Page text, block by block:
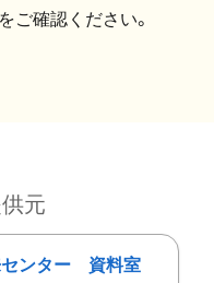
ご確認ください。
元
センター 資料室